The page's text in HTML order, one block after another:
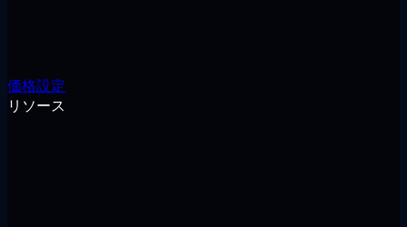
価格設定
リソース